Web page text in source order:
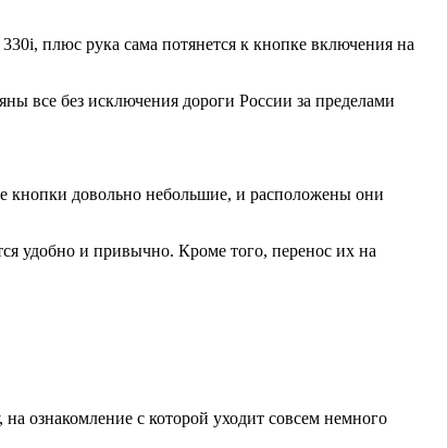
плюс рука сама потянется к кнопке включения на
все без исключения дороги России за пределами
кнопки довольно небольшие, и расположены они
удобно и привычно. Кроме того, перенос их на
ознакомление с которой уходит совсем немного